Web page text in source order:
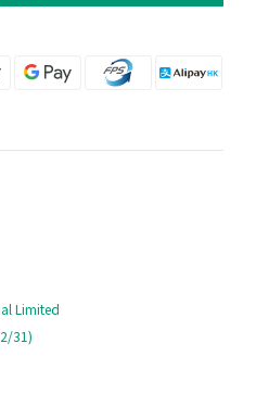
Limited
效至 2026/12/31)